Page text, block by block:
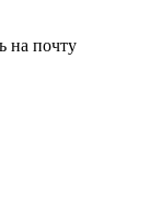
на почту